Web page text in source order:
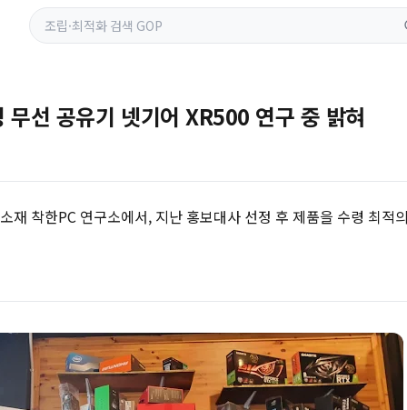
선 공유기 넷기어 XR500 연구 중 밝혀
재 착한PC 연구소에서, 지난 홍보대사 선정 후 제품을 수령 최적